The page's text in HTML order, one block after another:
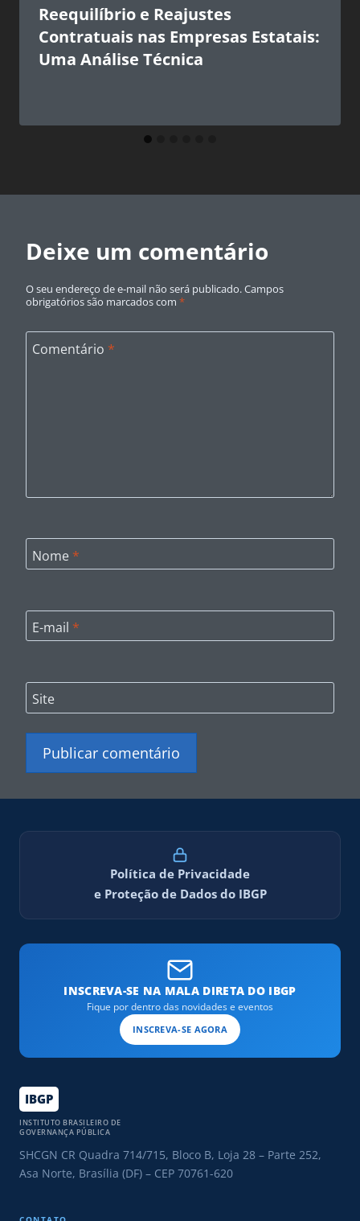
Reequilíbrio e Reajustes
Contratuais nas Empresas Estatais:
Uma Análise Técnica
Deixe um comentário
O seu endereço de e-mail não será publicado.Campos
obrigatórios são marcados com *
Comentário *
Nome *
E-mail *
Site
Política de Privacidade
e Proteção de Dados do IBGP
INSCREVA-SE NA MALA DIRETA DO IBGP
Fique por dentro das novidades e eventos
INSCREVA-SE AGORA
IBGP
INSTITUTO BRASILEIRO DE
GOVERNANÇA PÚBLICA
SHCGN CR Quadra 714/715, Bloco B, Loja 28 – Parte 252,
Asa Norte, Brasília (DF) – CEP 70761-620